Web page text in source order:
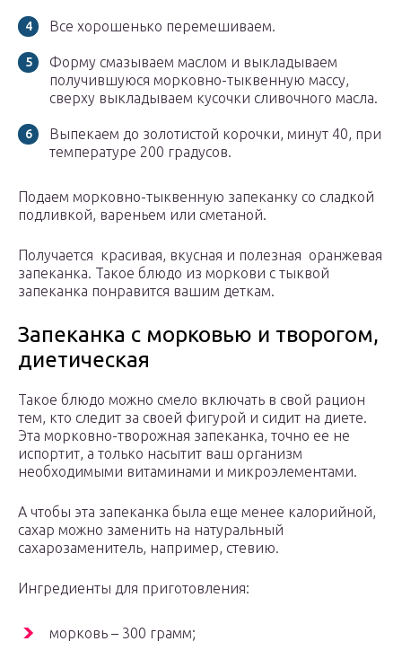
Все хорошенько перемешиваем.
Форму смазываем маслом и выкладываем
получившуюся морковно-тыквенную массу,
сверху выкладываем кусочки сливочного масла.
Выпекаем до золотистой корочки, минут 40, при
температуре 200 градусов.
Подаем морковно-тыквенную запеканку со сладкой
подливкой, вареньем или сметаной.
Получается красивая, вкусная и полезная оранжевая
запеканка. Такое блюдо из моркови с тыквой
запеканка понравится вашим деткам.
Запеканка с морковью и творогом,
диетическая
Такое блюдо можно смело включать в свой рацион
тем, кто следит за своей фигурой и сидит на диете.
Эта морковно-творожная запеканка, точно ее не
испортит, а только насытит ваш организм
необходимыми витаминами и микроэлементами.
А чтобы эта запеканка была еще менее калорийной,
сахар можно заменить на натуральный
сахарозаменитель, например, стевию.
Ингредиенты для приготовления:
морковь – 300 грамм;